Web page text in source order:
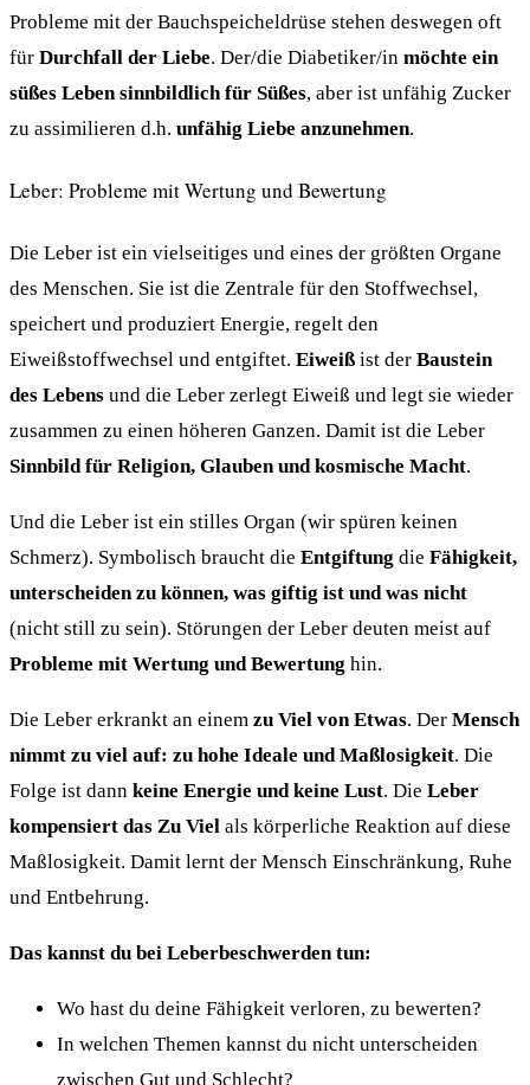
Probleme mit der Bauchspeicheldrüse stehen deswegen oft
für Durchfall der Liebe. Der/die Diabetiker/in möchte ein
süßes Leben sinnbildlich für Süßes, aber ist unfähig Zucker
zu assimilieren d.h. unfähig Liebe anzunehmen.
Leber: Probleme mit Wertung und Bewertung
Die Leber ist ein vielseitiges und eines der größten Organe
des Menschen. Sie ist die Zentrale für den Stoffwechsel,
speichert und produziert Energie, regelt den
Eiweißstoffwechsel und entgiftet. Eiweiß ist der Baustein
des Lebens und die Leber zerlegt Eiweiß und legt sie wieder
zusammen zu einen höheren Ganzen. Damit ist die Leber
Sinnbild für Religion, Glauben und kosmische Macht.
Und die Leber ist ein stilles Organ (wir spüren keinen
Schmerz). Symbolisch braucht die Entgiftung die Fähigkeit,
unterscheiden zu können, was giftig ist und was nicht
(nicht still zu sein). Störungen der Leber deuten meist auf
Probleme mit Wertung und Bewertung hin.
Die Leber erkrankt an einem zu Viel von Etwas. Der Mensch
nimmt zu viel auf: zu hohe Ideale und Maßlosigkeit. Die
Folge ist dann keine Energie und keine Lust. Die Leber
kompensiert das Zu Viel als körperliche Reaktion auf diese
Maßlosigkeit. Damit lernt der Mensch Einschränkung, Ruhe
und Entbehrung.
Das kannst du bei Leberbeschwerden tun:
Wo hast du deine Fähigkeit verloren, zu bewerten?
In welchen Themen kannst du nicht unterscheiden
zwischen Gut und Schlecht?